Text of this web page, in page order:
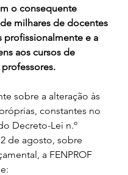
o consequente
milhares de docentes
profissionalmente e a
aos cursos de
sobre a alteração às
constantes no
Decreto-Lei n.º
de agosto, sobre
a FENPROF